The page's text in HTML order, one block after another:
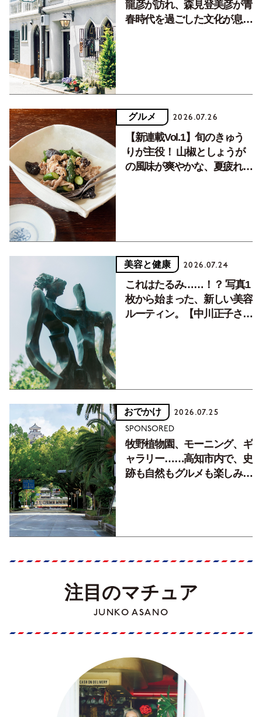
龍彦が訪れ、森見登美彦が青
春時代を過ごした文化が息づ
グルメ 2026.07.26
【新連載Vol.1】旬のきゅう
りが主役！ 山椒としょうが
の風味が爽やかな、夏疲れを
美容と健康 2026.07.24
これはたるみ……！？ 写真1
枚から始まった、新しい美容
ルーティン。【中川正子さん
おでかけ 2026.07.25
SPONSORED
牧野植物園、モーニング、ギ
ャラリー……高知市内で、史
跡も自然もグルメも楽しみ尽
注目のマチュア
JUNKO ASANO